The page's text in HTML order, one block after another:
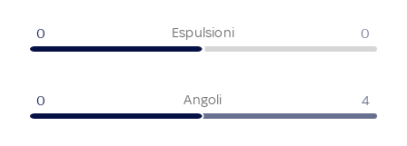
Espulsioni
0 0
Angoli
0 4